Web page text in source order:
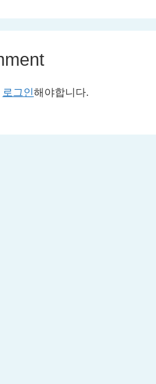
로그인해야합니다.